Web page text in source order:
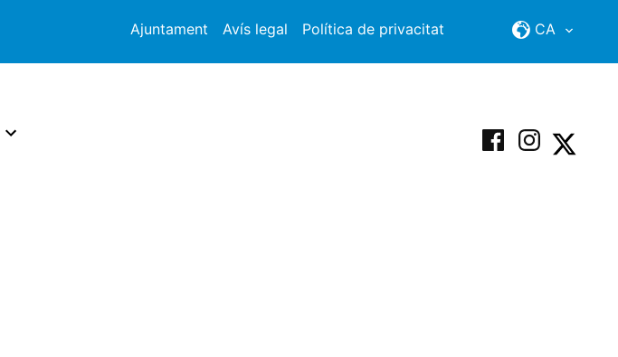
CA
Ajuntament Avís legal Política de privacitat
Facebook
Instagram
X